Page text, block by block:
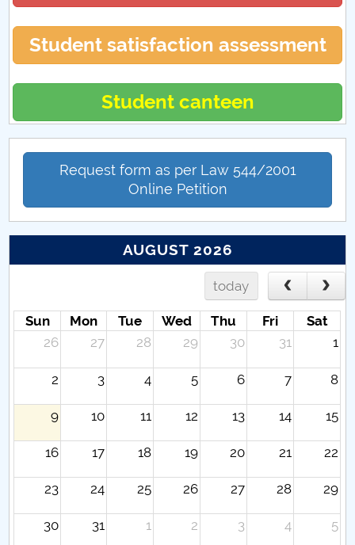
Student satisfaction assessment
Student canteen
Request form as per Law 544/2001
Online Petition
AUGUST 2026
today
Sun Mon Tue Wed Thu Fri
Sat
26
27 28 29 30 31 1
2 3 4 5 6 7 8
9 10 11 12 13 14 15
16 17 18 19 20 21 22
23 24 25 26 27 28 29
30 31 1 2 3 4 5